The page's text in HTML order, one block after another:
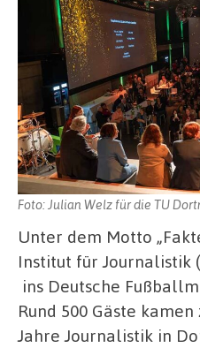
Foto: Julian Welz für die TU
Unter dem Motto
Institut für Journalistik
ins Deutsche
Rund 500 Gäste
Jahre Journalistik in